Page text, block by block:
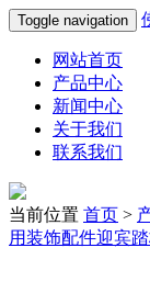
Toggle navigation
网站首页
产品中心
新闻中心
关于我们
联系我们
当前位置 首页 >
用装饰配件迎宾